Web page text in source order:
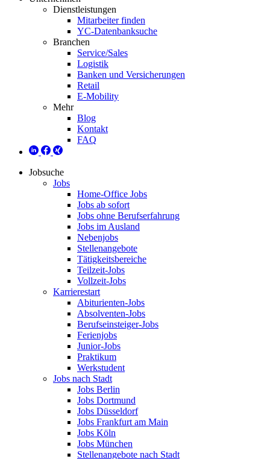
Dienstleistungen
Mitarbeiter finden
YC-Datenbanksuche
Branchen
Service/Sales
Logistik
Banken und Versicherungen
Retail
E-Mobility
Mehr
Blog
Kontakt
FAQ
Jobsuche
Jobs
Home-Office Jobs
Jobs ab sofort
Jobs ohne Berufserfahrung
Jobs im Ausland
Nebenjobs
Stellenangebote
Tätigkeitsbereiche
Teilzeit-Jobs
Vollzeit-Jobs
Karrierestart
Abiturienten-Jobs
Absolventen-Jobs
Berufseinsteiger-Jobs
Ferienjobs
Junior-Jobs
Praktikum
Werkstudent
Jobs nach Stadt
Jobs Berlin
Jobs Dortmund
Jobs Düsseldorf
Jobs Frankfurt am Main
Jobs Köln
Jobs München
Stellenangebote nach Stadt